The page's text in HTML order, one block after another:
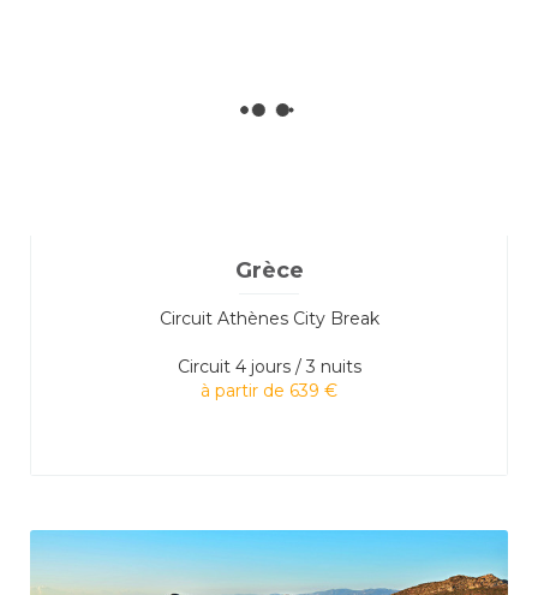
Grèce
Circuit Athènes City Break
Circuit 4 jours / 3 nuits
à partir de 639 €